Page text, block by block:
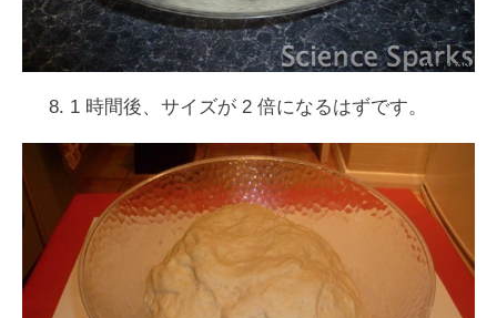
8. 1 時間後、サイズが 2 倍になるはずです。